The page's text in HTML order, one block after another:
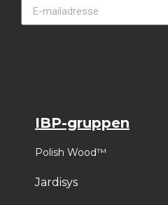
IBP-gruppen
Polish Wood™
Jardisys